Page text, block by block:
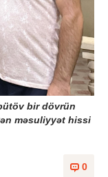
bir dövrün
məsuliyyət hissi
0